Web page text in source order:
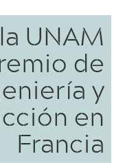
UNAM
de
y
en
Francia